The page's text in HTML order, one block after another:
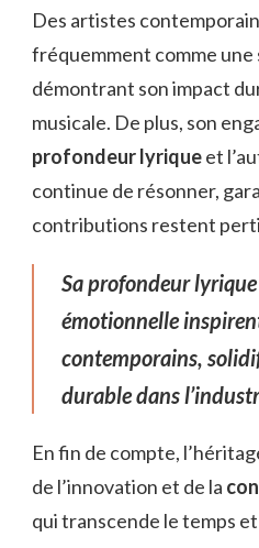
Des artistes
fréquemment comme une
démontrant son impact
musicale. De plus, son
profondeur lyriqueet
continue de résonner,
contributions restent
Sa profondeur
émotionnelle
contemporains,
durable dans
En fin de compte,
de l’innovation et de la
qui transcende le temps